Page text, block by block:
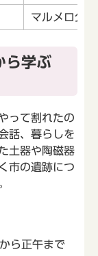
マルメロ公園
ら学ぶ
って割れたの
話、暮らしを
土器や陶磁器
市の遺跡につ
ら正午まで